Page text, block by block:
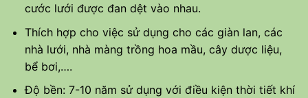
cước lưới được đan dệt vào nhau.
Thích hợp cho việc sử dụng cho các giàn lan, các
nhà lưới, nhà màng trồng hoa mầu, cây dược liệu,
bể bơi,….
Độ bền: 7-10 năm sử dụng với điều kiện thời tiết khí